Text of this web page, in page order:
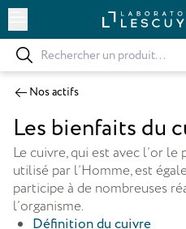
Nos actifs
Les bienfaits du
Le cuivre, qui est avec l’or
utilisé par l’Homme, est
participe à de nombreuses
l’organisme.
Définition du cuivre